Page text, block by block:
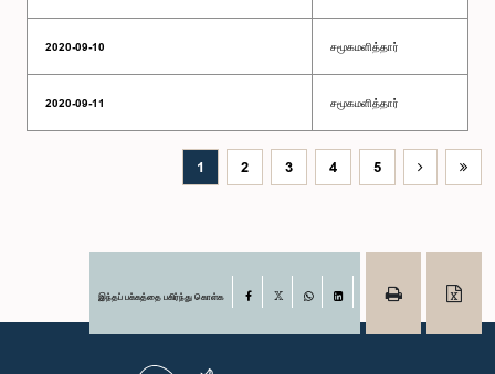
2020-09-10 சமூகமளித்தார்
2020-09-11 சமூகமளித்தார்
1 2 3 4 5
இந்தப் பக்கத்தை பகிர்ந்து கொள்க Facebook